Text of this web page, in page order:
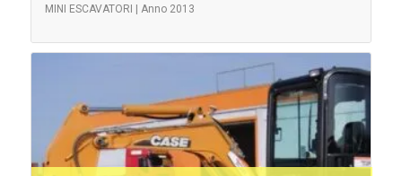
MINI ESCAVATORI | Anno 2013